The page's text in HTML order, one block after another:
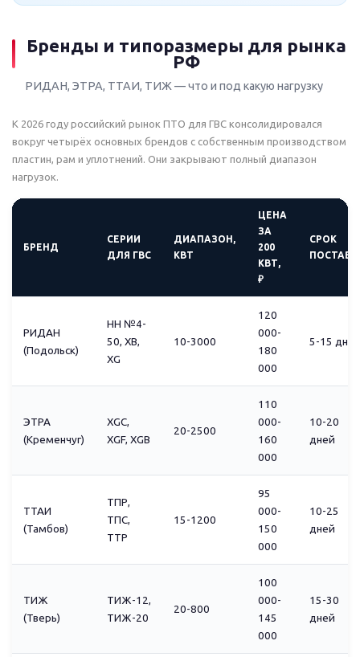
Бренды и типоразмеры для рынка
РФ
РИДАН, ЭТРА, ТТАИ, ТИЖ — что и под какую нагрузку
К 2026 году российский рынок ПТО для ГВС консолидировался
вокруг четырёх основных брендов с собственным производством
пластин, рам и уплотнений. Они закрывают полный диапазон
нагрузок.
БРЕНД
СЕРИИ
ДЛЯ ГВС
ДИАПАЗОН,
КВТ
ЦЕНА
ЗА
200
КВТ,
₽
СРОК
РИДАН
(Подольск)
НН №4-
50, XB,
XG
10-3000
120
000-
180
000
5-15 дней
ЭТРА
(Кременчуг)
XGC,
XGF, XGB
20-2500
110
000-
160
000
10-20
дней
ТТАИ
(Тамбов)
ТПР,
ТПС,
ТТР
15-1200
95
000-
150
000
10-25
дней
ТИЖ
(Тверь)
ТИЖ-12,
ТИЖ-20
20-800
100
000-
145
000
15-30
дней